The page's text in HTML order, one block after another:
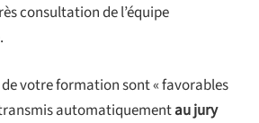
consultation de l’équipe
votre formation sont « favorables
automatiquementau jury